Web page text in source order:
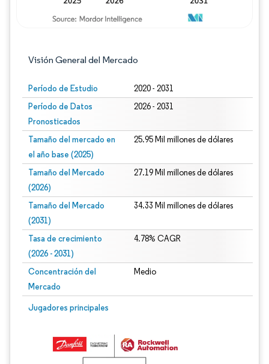
Visión General del Mercado
Período de Estudio 2020 - 2031
Período de Datos
Pronosticados
2026 - 2031
Tamaño del mercado en
el año base (2025)
25.95 Mil millones de dólares
Tamaño del Mercado
(2026)
27.19 Mil millones de dólares
Tamaño del Mercado
(2031)
34.33 Mil millones de dólares
Tasa de crecimiento
(2026 - 2031)
4.78% CAGR
Concentración del
Mercado
Medio
Jugadores principales
Imagen © Mordor Intelligence. El uso requiere atribución según CC BY 4.0.